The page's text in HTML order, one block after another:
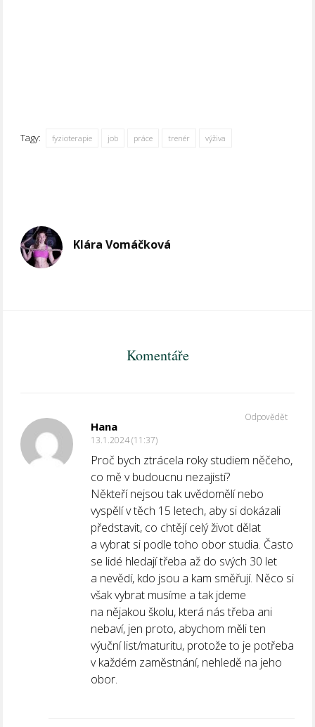
Tagy: fyzioterapie job práce trenér výživa
Klára Vomáčková
Komentáře
Hana
13.1.2024 (11:37)
Proč bych ztrácela roky studiem něčeho,
co mě v budoucnu nezajistí?
Někteří nejsou tak uvědomělí nebo
vyspělí v těch 15 letech, aby si dokázali
představit, co chtějí celý život dělat
a vybrat si podle toho obor studia. Často
se lidé hledají třeba až do svých 30 let
a nevědí, kdo jsou a kam směřují. Něco si
však vybrat musíme a tak jdeme
na nějakou školu, která nás třeba ani
nebaví, jen proto, abychom měli ten
výuční list/maturitu, protože to je potřeba
v každém zaměstnání, nehledě na jeho
obor.
Odpovědět